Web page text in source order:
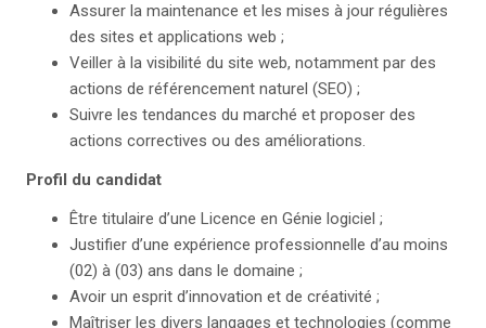
Assurer la maintenance et les mises à jour régulières
des sites et applications web ;
Veiller à la visibilité du site web, notamment par des
actions de référencement naturel (SEO) ;
Suivre les tendances du marché et proposer des
actions correctives ou des améliorations.
Profil du candidat
Être titulaire d’une Licence en Génie logiciel ;
Justifier d’une expérience professionnelle d’au moins
(02) à (03) ans dans le domaine ;
Avoir un esprit d’innovation et de créativité ;
Maîtriser les divers langages et technologies (comme